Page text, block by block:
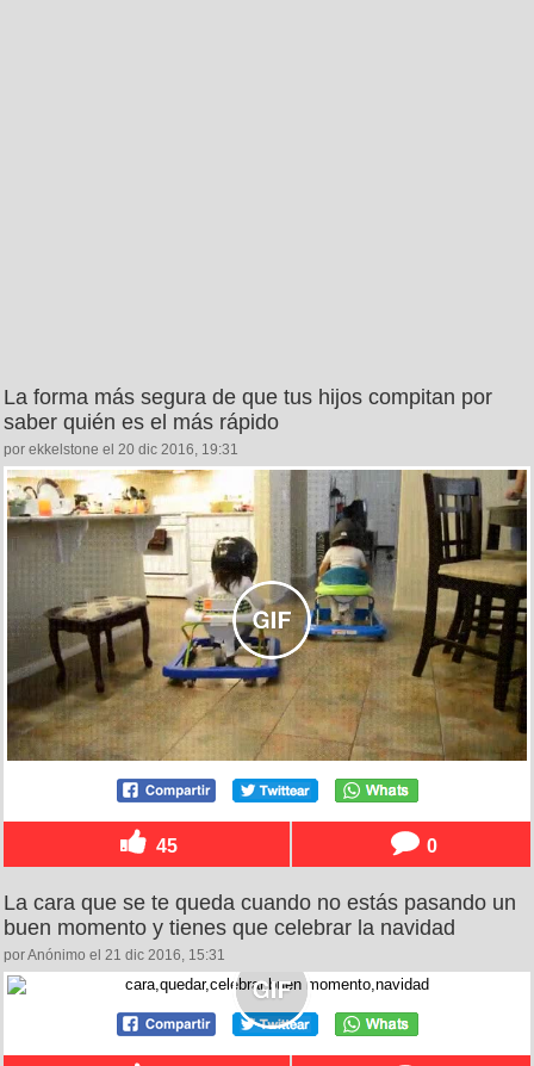
La forma más segura de que tus hijos compitan por
saber quién es el más rápido
por ekkelstone el 20 dic 2016, 19:31
45 0
La cara que se te queda cuando no estás pasando un
buen momento y tienes que celebrar la navidad
por Anónimo el 21 dic 2016, 15:31